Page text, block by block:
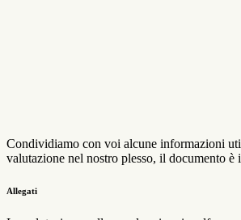
Condividiamo con voi alcune informazioni
valutazione nel nostro plesso, il documento è
Allegati